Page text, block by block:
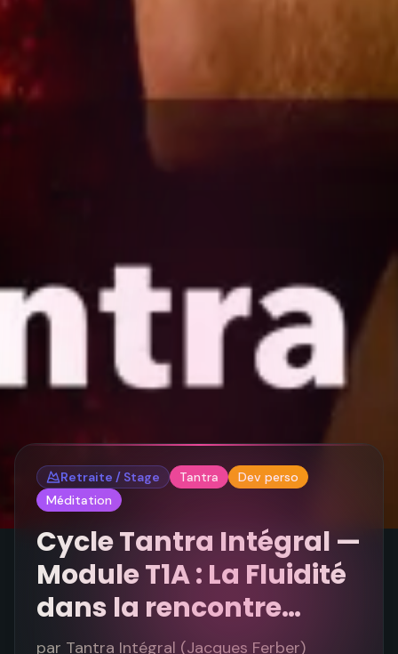
Retraite / Stage Tantra
Dev perso
Méditation
Cycle Tantra Intégral —
Module T1A : La Fluidité
dans la rencontre…
par Tantra Intégral (Jacques Ferber)